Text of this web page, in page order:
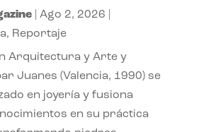
| Ago 2, 2026
, Reportaje
Arquitectura y Arte y
Juanes (Valencia, 1990) se
en joyería y fusiona
en su práctica